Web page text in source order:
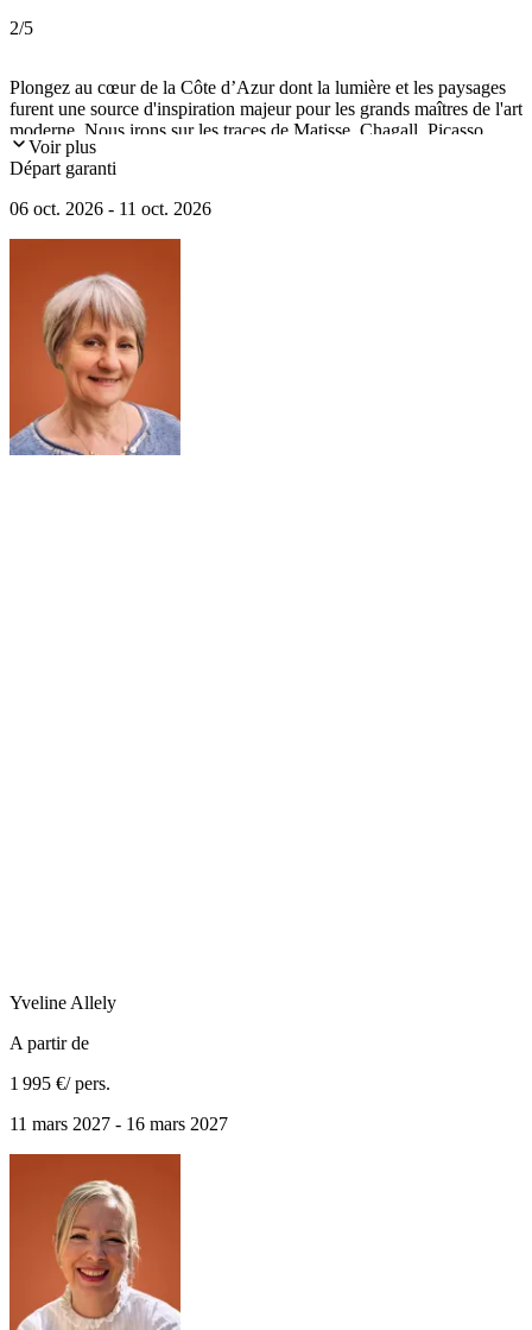
2/5
Plongez au cœur de la Côte d’Azur dont la lumière et les paysages
furent une source d'inspiration majeur pour les grands maîtres de l'art
moderne. Nous irons sur les traces de Matisse, Chagall, Picasso,
Renoir, Leger, Bonnard et à la rencontre de l'histoire de l'art, avec la
visite de fondation Maeght et les grands musées de la Côte d'Azur,
Voir plus
Départ garanti
06 oct. 2026 - 11 oct. 2026
Yveline Allely
A partir de
1 995 €/ pers.
11 mars 2027 - 16 mars 2027